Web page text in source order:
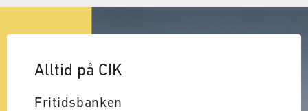
Alltid på CIK
Fritidsbanken